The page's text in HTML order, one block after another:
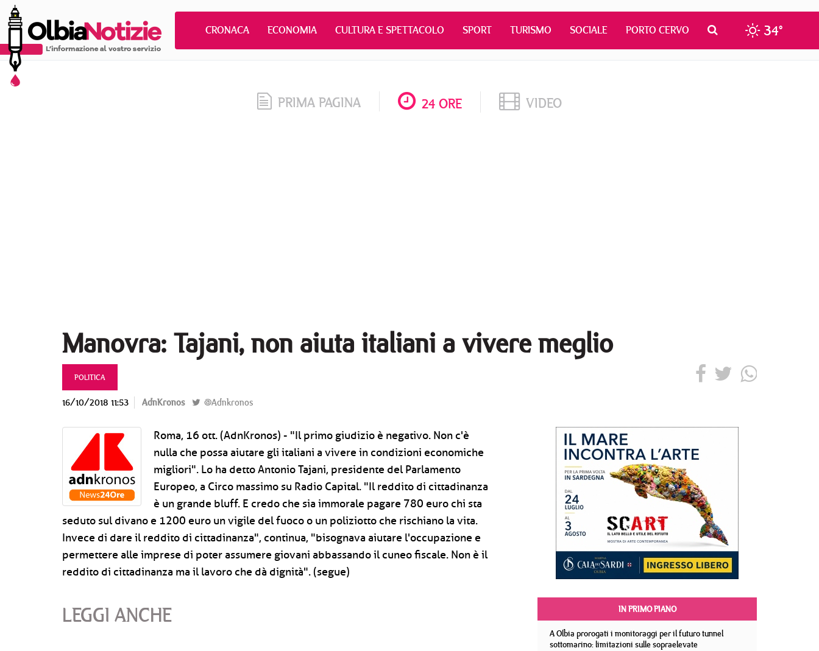
CRONACA ECONOMIA CULTURA E SPETTACOLO SPORT TURISMO SOCIALE PORTO CERVO 34°
PRIMA PAGINA 24 ORE VIDEO
Manovra: Tajani, non aiuta italiani a vivere meglio
POLITICA
16/10/2018 11:53 AdnKronos @Adnkronos
Roma, 16 ott. (AdnKronos) - "Il primo giudizio è negativo. Non c'è
nulla che possa aiutare gli italiani a vivere in condizioni economiche
migliori". Lo ha detto Antonio Tajani, presidente del Parlamento
Europeo, a Circo massimo su Radio Capital. "Il reddito di cittadinanza
è un grande bluff. E credo che sia immorale pagare 780 euro chi sta
seduto sul divano e 1200 euro un vigile del fuoco o un poliziotto che rischiano la vita.
Invece di dare il reddito di cittadinanza", continua, "bisognava aiutare l'occupazione e
permettere alle imprese di poter assumere giovani abbassando il cuneo fiscale. Non è il
reddito di cittadinanza ma il lavoro che dà dignità". (segue)
LEGGI ANCHE
IN PRIMO PIANO
A Olbia prorogati i monitoraggi per il futuro tunnel
sottomarino: limitazioni sulle sopraelevate